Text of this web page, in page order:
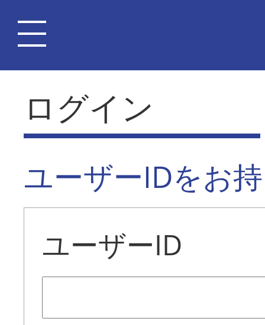
ログイン
ユーザーIDをお
ユーザーID